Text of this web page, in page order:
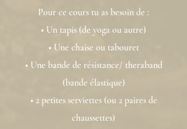
Pour ce cours tu as besoin de :
• Un tapis (de yoga ou autre)
• Une chaise ou tabouret
• Une bande de résistance/ theraband
(bande élastique)
• 2 petites serviettes (ou 2 paires de
chaussettes)